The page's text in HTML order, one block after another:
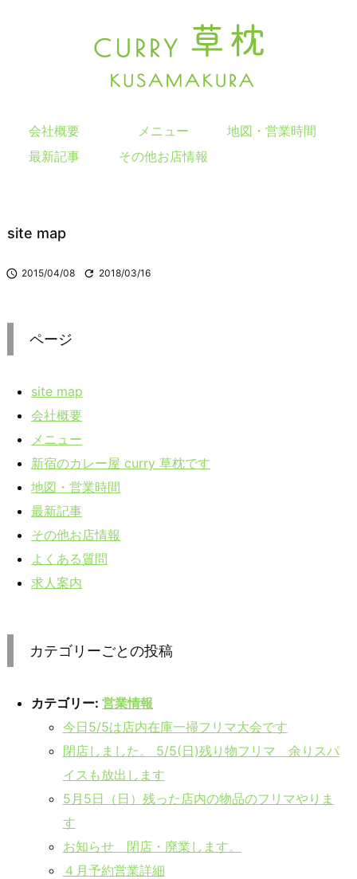
会社概要 メニュー
地図・営業時間
最新記事
その他お店情報
site map
 2015/04/08  2018/03/16
ページ
site map
会社概要
メニュー
新宿のカレー屋 curry 草枕です
地図・営業時間
最新記事
その他お店情報
よくある質問
求人案内
カテゴリーごとの投稿
カテゴリー: 営業情報
今日5/5は店内在庫一掃フリマ大会です
閉店しました。 5/5(日)残り物フリマ 余りスパ
イスも放出します
5月5日（日）残った店内の物品のフリマやりま
す
お知らせ 閉店・廃業します。
４月予約営業詳細